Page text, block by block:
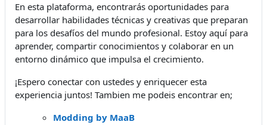
En esta plataforma, encontrarás oportunidades para
desarrollar habilidades técnicas y creativas que preparan
para los desafíos del mundo profesional. Estoy aquí para
aprender, compartir conocimientos y colaborar en un
entorno dinámico que impulsa el crecimiento.
¡Espero conectar con ustedes y enriquecer esta
experiencia juntos! Tambien me podeis encontrar en;
Modding by MaaB